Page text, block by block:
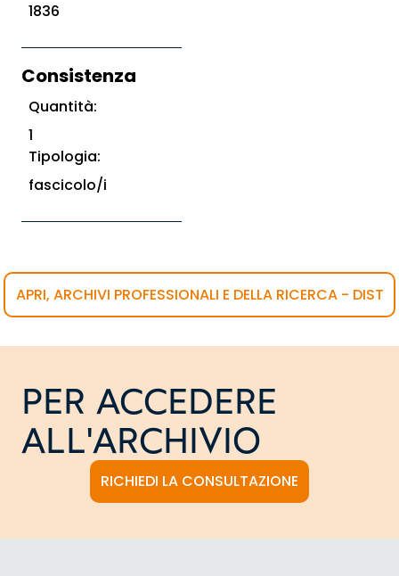
1836
Consistenza
Quantità:
1
Tipologia:
fascicolo/i
APRI, ARCHIVI PROFESSIONALI E DELLA RICERCA - DIST
PER ACCEDERE
ALL'ARCHIVIO
RICHIEDI LA CONSULTAZIONE